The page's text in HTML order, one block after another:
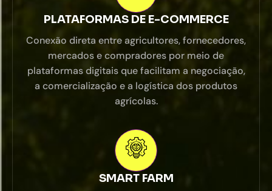
PLATAFORMAS DE E-COMMERCE
Conexão direta entre agricultores, fornecedores,
mercados e compradores por meio de
plataformas digitais que facilitam a negociação,
a comercialização e a logística dos produtos
agrícolas.
SMART FARM